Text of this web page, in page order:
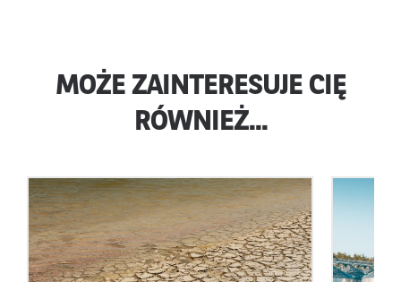
MOŻE ZAINTERESUJE CIĘ
RÓWNIEŻ...